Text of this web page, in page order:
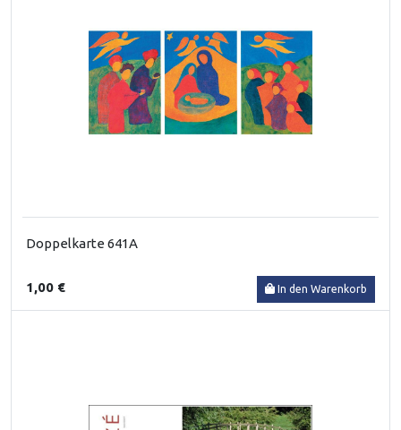
Doppelkarte 641A
1,00 € In den Warenkorb